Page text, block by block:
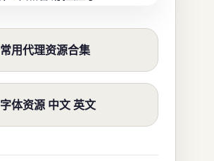
常用代理资源合集
字体资源 中文 英文